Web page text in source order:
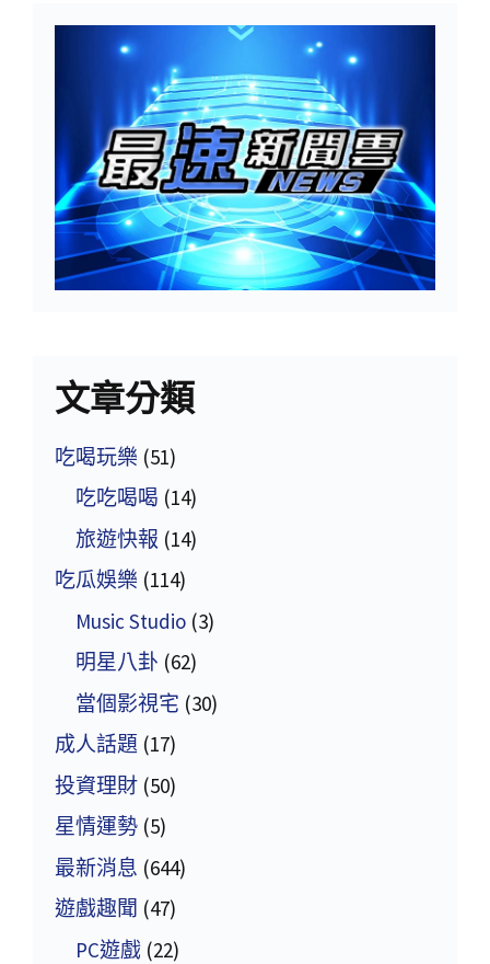
文章分類
吃喝玩樂 (51)
吃吃喝喝 (14)
旅遊快報 (14)
吃瓜娛樂 (114)
Music Studio (3)
明星八卦 (62)
當個影視宅 (30)
成人話題 (17)
投資理財 (50)
星情運勢 (5)
最新消息 (644)
遊戲趣聞 (47)
PC遊戲 (22)